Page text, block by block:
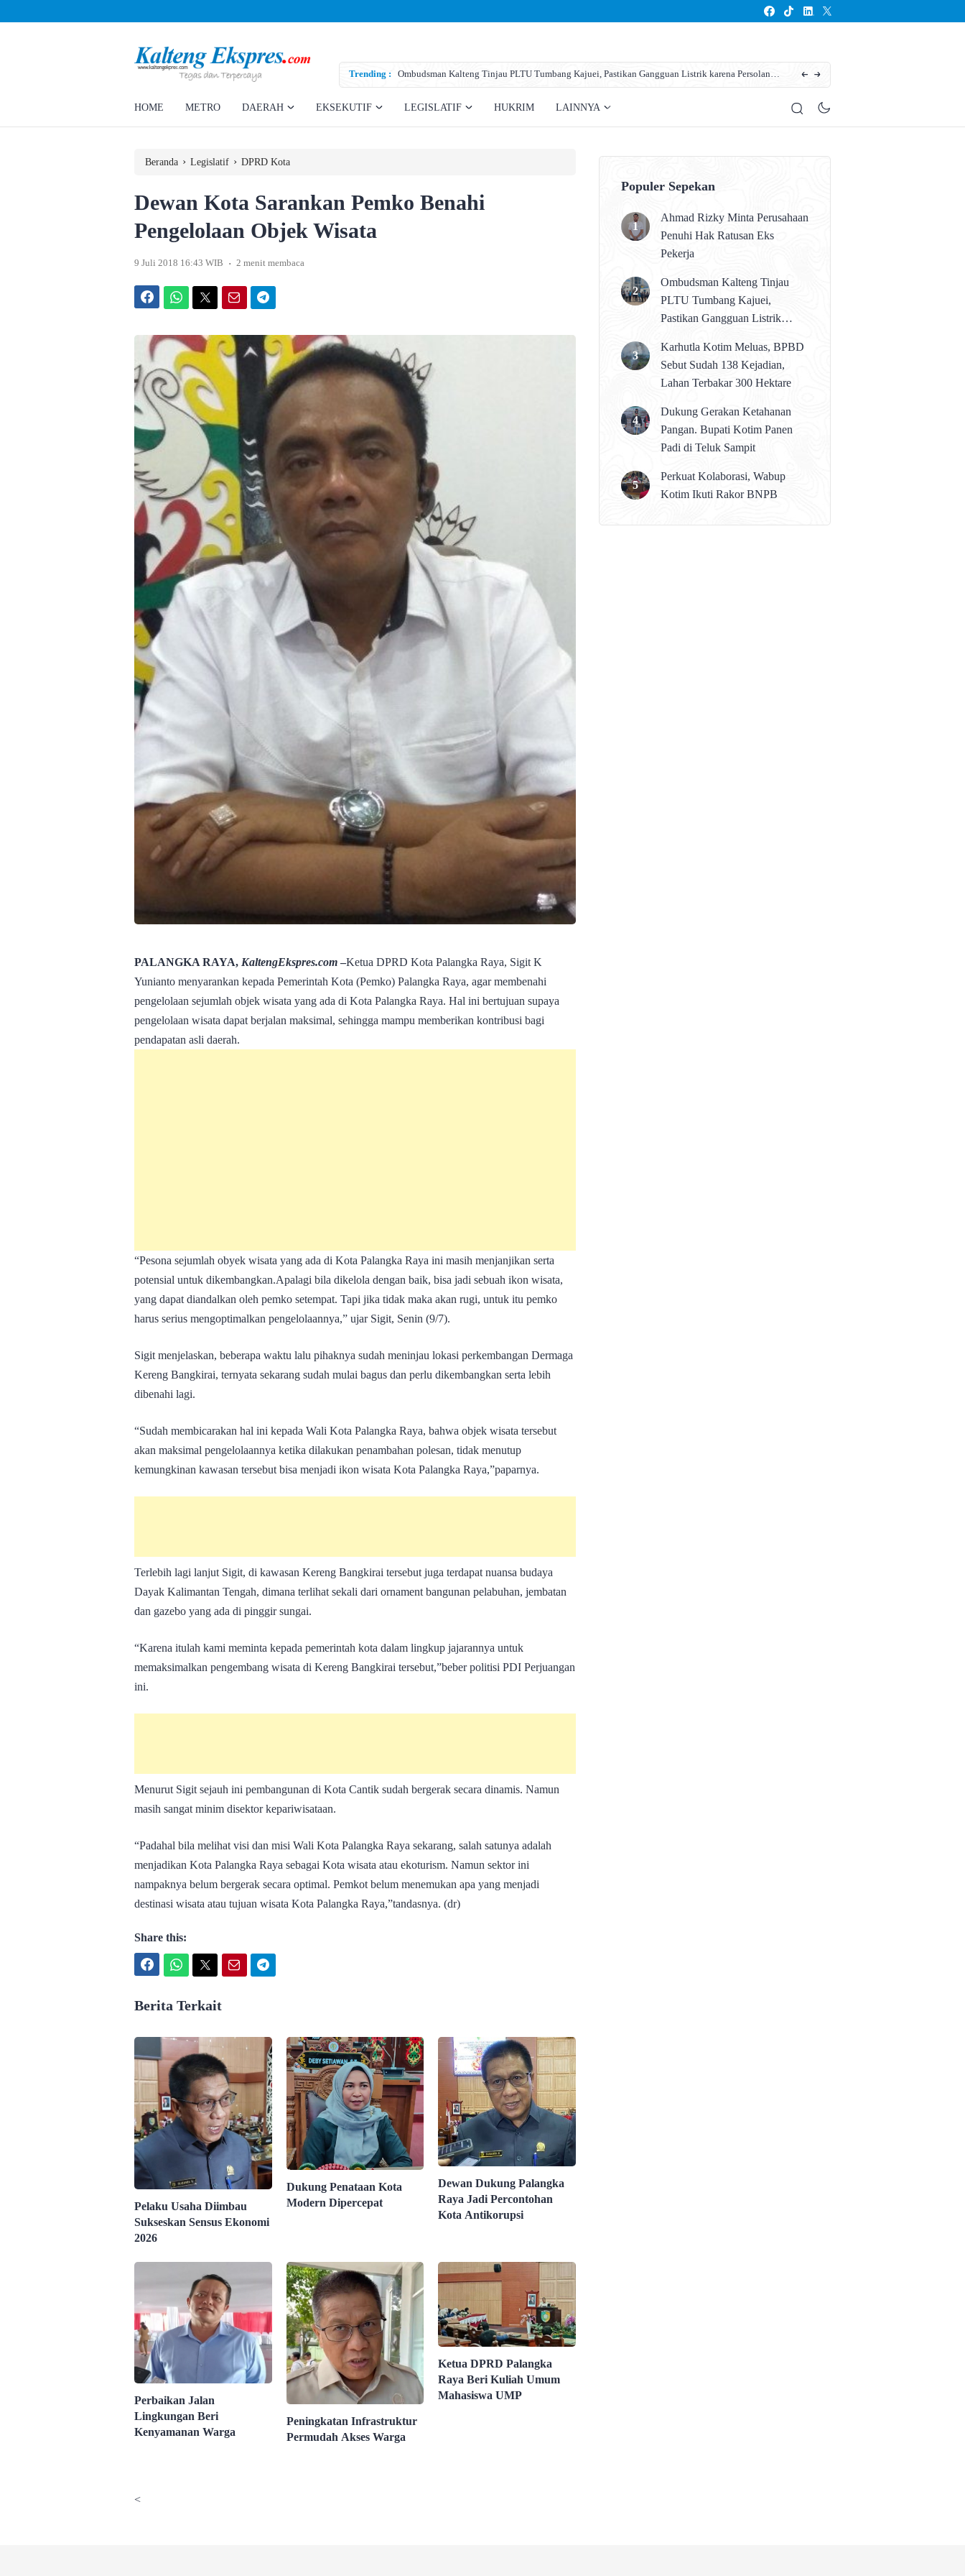
Trending :
Ahmad Rizky Minta Perusahaan Penuhi Hak Ratusan Eks Pekerja
Ombudsman Kalteng Tinjau PLTU Tumbang Kajuei, Pastikan Gangguan Listrik karena Persolan
Teknis
Karhutla Kotim Meluas, BPBD Sebut Sudah
HOME METRO DAERAH EKSEKUTIF LEGISLATIF HUKRIM LAINNYA
Beranda › Legislatif › DPRD Kota
Dewan Kota Sarankan Pemko Benahi
Pengelolaan Objek Wisata
9 Juli 2018 16:43 WIB . 2 menit membaca
PALANGKA RAYA, KaltengEkspres.com–Ketua DPRD Kota Palangka Raya, Sigit K
Yunianto menyarankan kepada Pemerintah Kota (Pemko) Palangka Raya, agar membenahi
pengelolaan sejumlah objek wisata yang ada di Kota Palangka Raya. Hal ini bertujuan supaya
pengelolaan wisata dapat berjalan maksimal, sehingga mampu memberikan kontribusi bagi
pendapatan asli daerah.
“Pesona sejumlah obyek wisata yang ada di Kota Palangka Raya ini masih menjanjikan serta
potensial untuk dikembangkan.Apalagi bila dikelola dengan baik, bisa jadi sebuah ikon wisata,
yang dapat diandalkan oleh pemko setempat. Tapi jika tidak maka akan rugi, untuk itu pemko
harus serius mengoptimalkan pengelolaannya,” ujar Sigit, Senin (9/7).
Sigit menjelaskan, beberapa waktu lalu pihaknya sudah meninjau lokasi perkembangan Dermaga
Kereng Bangkirai, ternyata sekarang sudah mulai bagus dan perlu dikembangkan serta lebih
dibenahi lagi.
“Sudah membicarakan hal ini kepada Wali Kota Palangka Raya, bahwa objek wisata tersebut
akan maksimal pengelolaannya ketika dilakukan penambahan polesan, tidak menutup
kemungkinan kawasan tersebut bisa menjadi ikon wisata Kota Palangka Raya,”paparnya.
Terlebih lagi lanjut Sigit, di kawasan Kereng Bangkirai tersebut juga terdapat nuansa budaya
Dayak Kalimantan Tengah, dimana terlihat sekali dari ornament bangunan pelabuhan, jembatan
dan gazebo yang ada di pinggir sungai.
“Karena itulah kami meminta kepada pemerintah kota dalam lingkup jajarannya untuk
memaksimalkan pengembang wisata di Kereng Bangkirai tersebut,”beber politisi PDI Perjuangan
ini.
Menurut Sigit sejauh ini pembangunan di Kota Cantik sudah bergerak secara dinamis. Namun
masih sangat minim disektor kepariwisataan.
“Padahal bila melihat visi dan misi Wali Kota Palangka Raya sekarang, salah satunya adalah
menjadikan Kota Palangka Raya sebagai Kota wisata atau ekoturism. Namun sektor ini
nampaknya belum bergerak secara optimal. Pemkot belum menemukan apa yang menjadi
destinasi wisata atau tujuan wisata Kota Palangka Raya,”tandasnya. (dr)
Share this:
Berita Terkait
Pelaku Usaha Diimbau
Sukseskan Sensus Ekonomi
2026
Dukung Penataan Kota
Modern Dipercepat
Dewan Dukung Palangka
Raya Jadi Percontohan
Kota Antikorupsi
Perbaikan Jalan
Lingkungan Beri
Kenyamanan Warga
Peningkatan Infrastruktur
Permudah Akses Warga
Ketua DPRD Palangka
Raya Beri Kuliah Umum
Mahasiswa UMP
Populer Sepekan
Ahmad Rizky Minta Perusahaan
Penuhi Hak Ratusan Eks
Pekerja
Ombudsman Kalteng Tinjau
PLTU Tumbang Kajuei,
Pastikan Gangguan Listrik
Karhutla Kotim Meluas, BPBD
Sebut Sudah 138 Kejadian,
Lahan Terbakar 300 Hektare
Dukung Gerakan Ketahanan
Pangan. Bupati Kotim Panen
Padi di Teluk Sampit
Perkuat Kolaborasi, Wabup
Kotim Ikuti Rakor BNPB
<